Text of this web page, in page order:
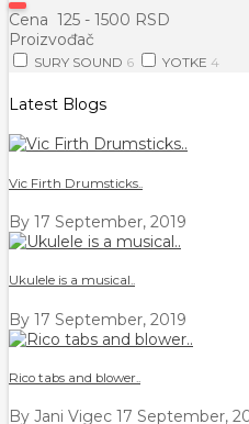
Cena 125 - 1500 RSD
Proizvođač
SURY SOUND 6 YOTKE 4
Latest Blogs
Vic Firth Drumsticks..
By 17 September, 2019
Ukulele is a musical..
By 17 September, 2019
Rico tabs and blower..
By Jani Vigec 17 September,